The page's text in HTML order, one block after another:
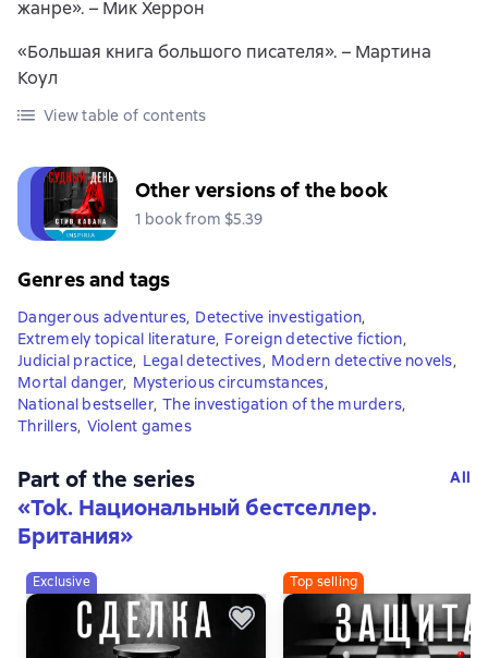
жанре». – Мик Херрон
«Большая книга большого писателя». – Мартина
Коул
View table of contents
Other versions of the book
1 book from $5.39
Genres and tags
Dangerous adventures, Detective investigation,
Extremely topical literature, Foreign detective fiction,
Judicial practice, Legal detectives, Modern detective novels,
Mortal danger, Mysterious circumstances,
National bestseller, The investigation of the murders,
Thrillers, Violent games
Part of the series
«Tok. Национальный бестселлер.
Британия»
All
Exclusive Top selling